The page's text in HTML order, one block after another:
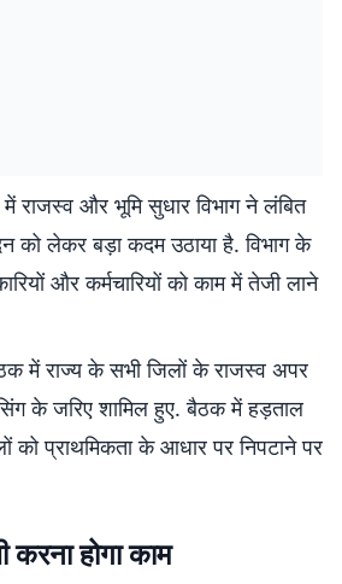
में राजस्व और भूमि सुधार विभाग ने लंबित
को लेकर बड़ा कदम उठाया है. विभाग के
और कर्मचारियों को काम में तेजी लाने
में राज्य के सभी जिलों के राजस्व अपर
के जरिए शामिल हुए. बैठक में हड़ताल
को प्राथमिकता के आधार पर निपटाने पर
होगा काम